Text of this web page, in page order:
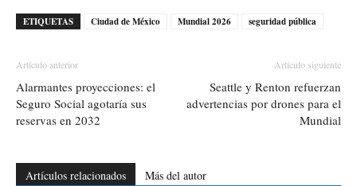
ETIQUETAS Ciudad de México Mundial 2026 seguridad pública
Artículo anterior
Alarmantes proyecciones: el
Seguro Social agotaría sus
reservas en 2032
Artículo siguiente
Seattle y Renton refuerzan
advertencias por drones para el
Mundial
Artículos relacionados Más del autor